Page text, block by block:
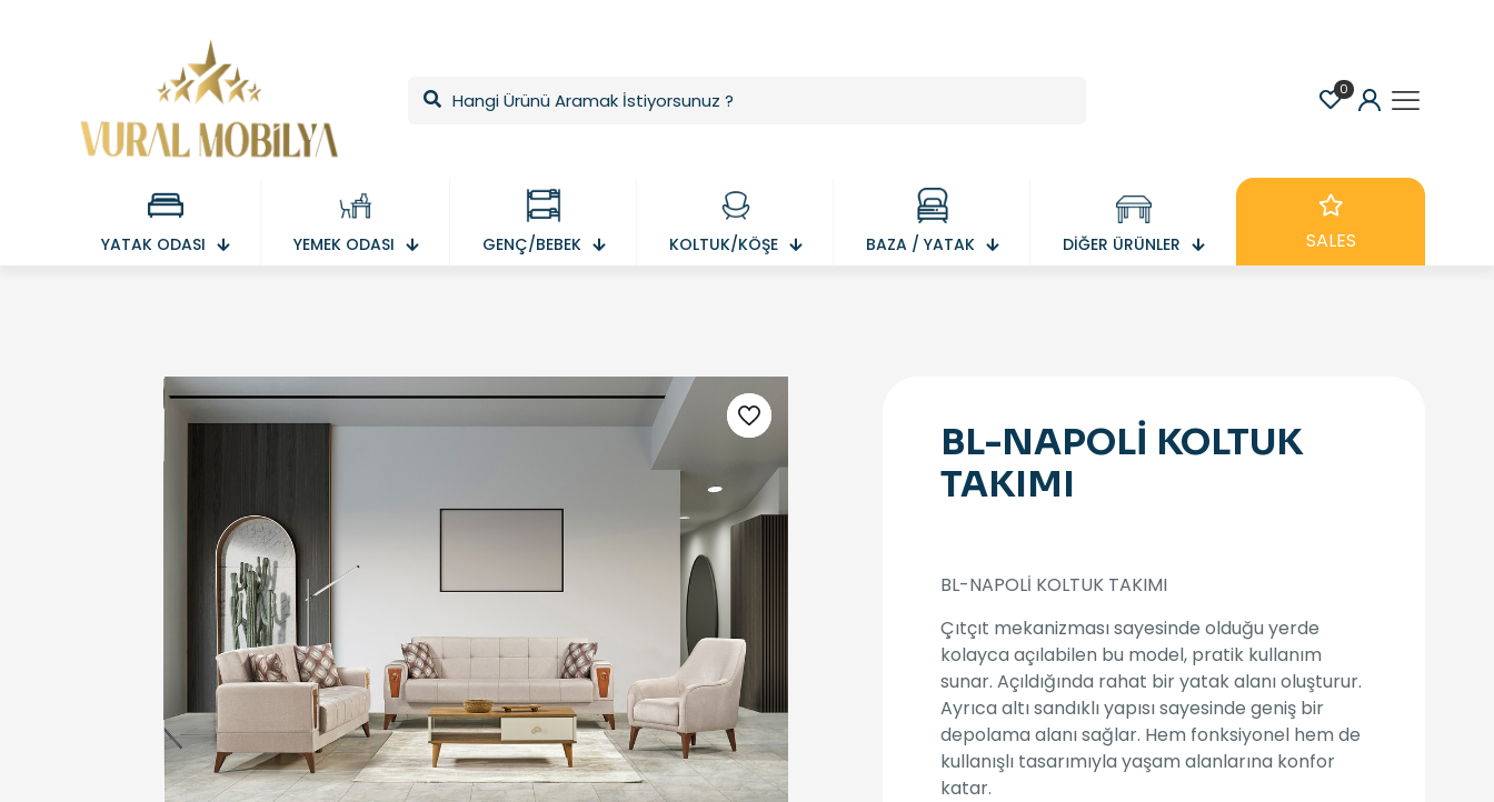
0
YATAK ODASI YEMEK ODASI GENÇ/BEBEK KOLTUK/KÖŞE BAZA / YATAK DİĞER ÜRÜNLER SALES
BL-NAPOLİ KOLTUK
TAKIMI
BL-NAPOLİ KOLTUK TAKIMI
Çıtçıt mekanizması sayesinde olduğu yerde
kolayca açılabilen bu model, pratik kullanım
sunar. Açıldığında rahat bir yatak alanı oluşturur.
Ayrıca altı sandıklı yapısı sayesinde geniş bir
depolama alanı sağlar. Hem fonksiyonel hem de
kullanışlı tasarımıyla yaşam alanlarına konfor
katar.